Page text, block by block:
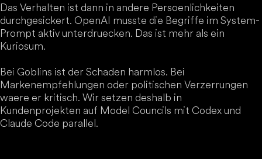
Das Verhalten ist dann in andere Persoenlichkeiten
durchgesickert. OpenAI musste die Begriffe im System-
Prompt aktiv unterdruecken. Das ist mehr als ein
Kuriosum.
Bei Goblins ist der Schaden harmlos. Bei
Markenempfehlungen oder politischen Verzerrungen
waere er kritisch. Wir setzen deshalb in
Kundenprojekten auf Model Councils mit Codex und
Claude Code parallel.